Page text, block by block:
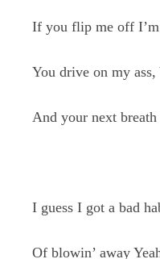
If you flip me off I’m
You drive on my ass,
And your next
I guess I got a bad
Of blowin’ away